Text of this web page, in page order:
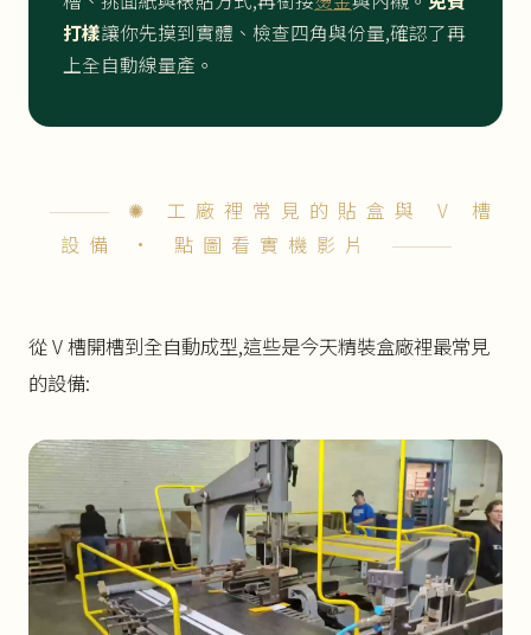
打樣讓你先摸到實體、檢查四角與份量,確認了再
上全自動線量產。
✺ 工廠裡常見的貼盒與 V 槽
設備 · 點圖看實機影片
從 V 槽開槽到全自動成型,這些是今天精裝盒廠裡最常見
的設備: